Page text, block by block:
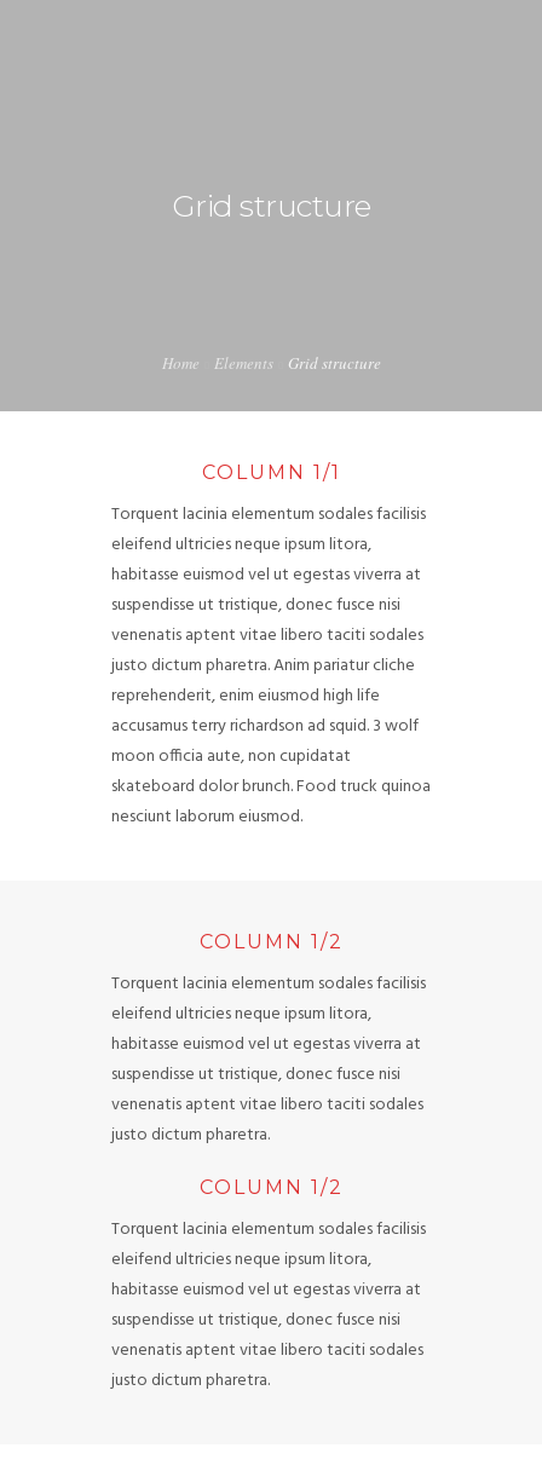
TRADE PROMOTION
WORK OPPORTUNITIES
CONTACT US
Grid structure
Home Elements Grid structure
COLUMN 1/1
Torquent lacinia elementum sodales facilisis
eleifend ultricies neque ipsum litora,
habitasse euismod vel ut egestas viverra at
suspendisse ut tristique, donec fusce nisi
venenatis aptent vitae libero taciti sodales
justo dictum pharetra. Anim pariatur cliche
reprehenderit, enim eiusmod high life
accusamus terry richardson ad squid. 3 wolf
moon officia aute, non cupidatat
skateboard dolor brunch. Food truck quinoa
nesciunt laborum eiusmod.
COLUMN 1/2
Torquent lacinia elementum sodales facilisis
eleifend ultricies neque ipsum litora,
habitasse euismod vel ut egestas viverra at
suspendisse ut tristique, donec fusce nisi
venenatis aptent vitae libero taciti sodales
justo dictum pharetra.
COLUMN 1/2
Torquent lacinia elementum sodales facilisis
eleifend ultricies neque ipsum litora,
habitasse euismod vel ut egestas viverra at
suspendisse ut tristique, donec fusce nisi
venenatis aptent vitae libero taciti sodales
justo dictum pharetra.